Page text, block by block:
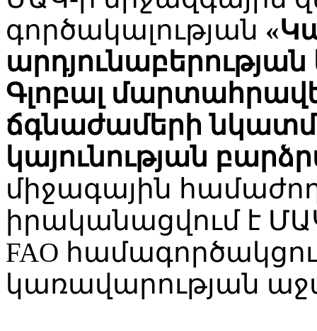
գործակալության
Գլոբալ
ճգնաժամերի
կայունության
միջագային
իրականացվում է
FAO
կառավարության